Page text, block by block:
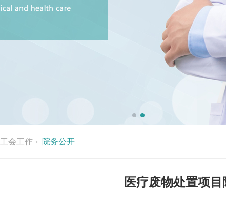
工会工作 > 院务公开
医疗废物处置项